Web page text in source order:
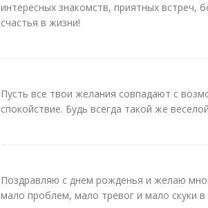
интересных знакомств, приятных встреч,
счастья в жизни!
Пусть все твои желания совпадают с
спокойствие. Будь всегда такой же
Поздравляю с днем рожденья и желаю
мало проблем, мало тревог и мало скуки в